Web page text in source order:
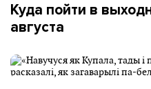
Куда пойти в
августа